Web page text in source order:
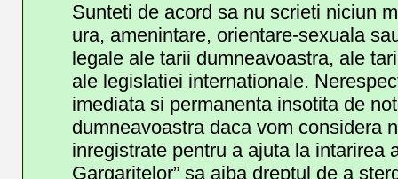
Sunteti de acord sa nu scrieti niciun
ura, amenintare, orientare-sexuala
legale ale tarii dumneavoastra, ale
ale legislatiei internationale.
imediata si permanenta insotita de
dumneavoastra daca vom considera
inregistrate pentru a ajuta la intarirea
Gargaritelor” sa aiba dreptul de a